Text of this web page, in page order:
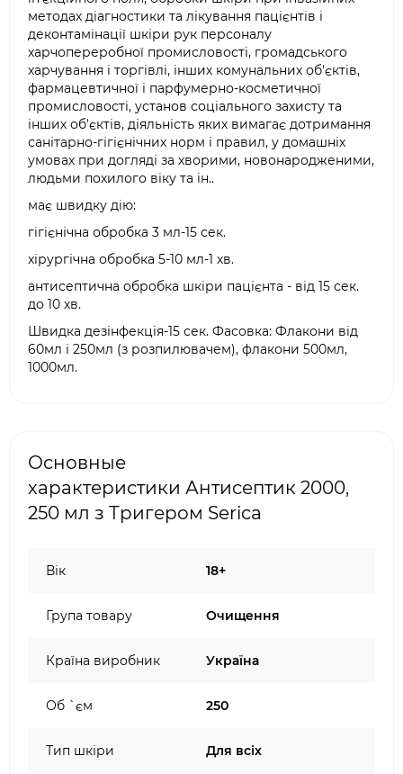
методах діагностики та лікування пацієнтів і
деконтамінації шкіри рук персоналу
харчопереробної промисловості, громадського
харчування і торгівлі, інших комунальних об'єктів,
фармацевтичної і парфумерно-косметичної
промисловості, установ соціального захисту та
інших об'єктів, діяльність яких вимагає дотримання
санітарно-гігієнічних норм і правил, у домашніх
умовах при догляді за хворими, новонародженими,
людьми похилого віку та ін..
має швидку дію:
гігієнічна обробка 3 мл-15 сек.
хірургічна обробка 5-10 мл-1 хв.
антисептична обробка шкіри пацієнта - від 15 сек.
до 10 хв.
Швидка дезінфекція-15 сек. Фасовка: Флакони від
60мл і 250мл (з розпилювачем), флакони 500мл,
1000мл.
Основные
характеристики Антисептик 2000,
250 мл з Тригером Serica
Вік 18+
Група товару Очищення
Країна виробник Україна
Об `єм 250
Тип шкіри Для всіх